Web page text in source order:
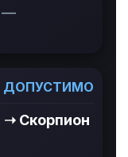
—
ДОПУСТИМО
Скорпион